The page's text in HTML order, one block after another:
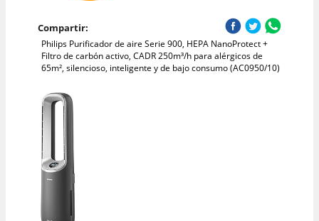
Compartir:
Philips Purificador de aire Serie 900, HEPA NanoProtect +
Filtro de carbón activo, CADR 250m³/h para alérgicos de
65m², silencioso, inteligente y de bajo consumo (AC0950/10)